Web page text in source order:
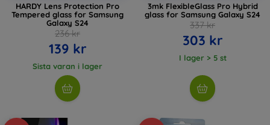
HARDY Lens Protection Pro
Tempered glass for Samsung
Galaxy S24
236 kr
139 kr
Sista varan i lager
3mk FlexibleGlass Pro Hybrid
glass for Samsung Galaxy S24
337 kr
303 kr
I lager > 5 st